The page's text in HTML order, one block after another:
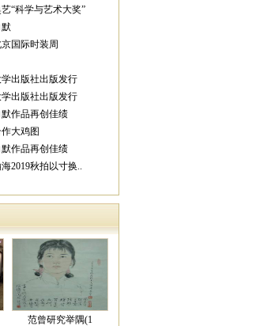
“科学与艺术大奖”
默
国际时装周
出版社出版发行
出版社出版发行
默作品再创佳绩
大鸡图
默作品再创佳绩
2019秋拍以寸换..
范曾研究举隅(1